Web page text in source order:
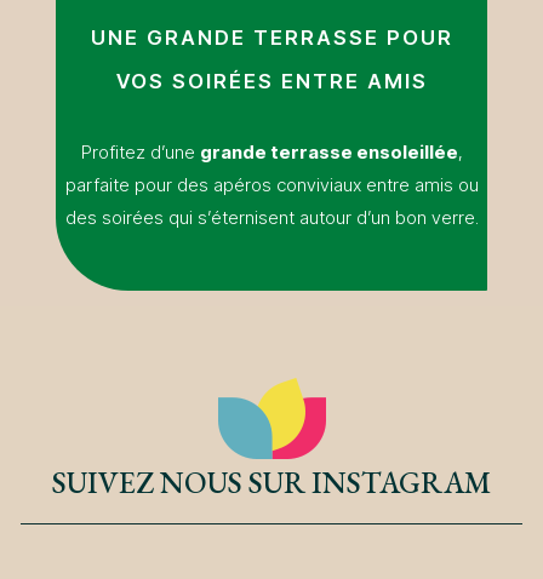
UNE GRANDE TERRASSE POUR
VOS SOIRÉES ENTRE AMIS
Profitez d’une grande terrasse ensoleillée,
parfaite pour des apéros conviviaux entre amis ou
des soirées qui s’éternisent autour d’un bon verre.
SUIVEZ NOUS SUR INSTAGRAM